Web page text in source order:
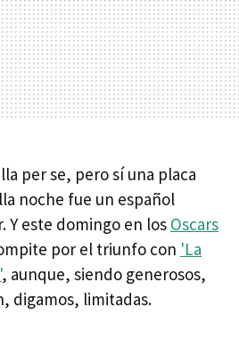
per se, pero sí una placa
noche fue un español
Y este domingo en los Oscars
por el triunfo con 'La
, aunque, siendo generosos,
digamos, limitadas.